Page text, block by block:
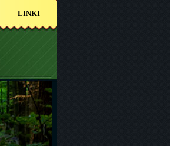
LINKI